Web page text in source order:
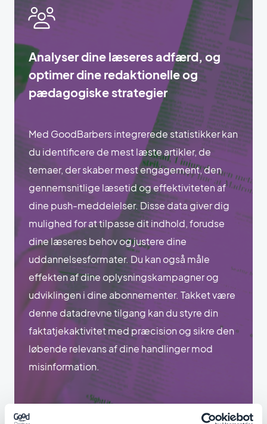
Analyser dine læseres adfærd, og
optimer dine redaktionelle og
pædagogiske strategier
Med GoodBarbers integrerede statistikker kan
du identificere de mest læste artikler, de
temaer, der skaber mest engagement, den
gennemsnitlige læsetid og effektiviteten af
dine push-meddelelser. Disse data giver dig
mulighed for at tilpasse dit indhold, forudse
dine læseres behov og justere dine
uddannelsesformater. Du kan også måle
effekten af dine oplysningskampagner og
udviklingen i dine abonnementer. Takket være
denne datadrevne tilgang kan du styre din
faktatjekaktivitet med præcision og sikre den
løbende relevans af dine handlinger mod
misinformation.